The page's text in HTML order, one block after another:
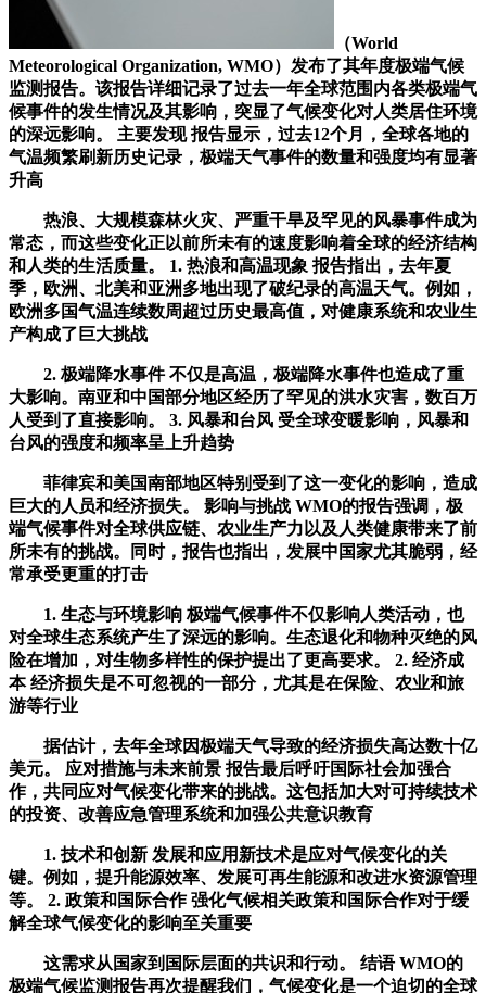
（World
Meteorological Organization, WMO）发布了其年度极端气候
监测报告。该报告详细记录了过去一年全球范围内各类极端气
候事件的发生情况及其影响，突显了气候变化对人类居住环境
的深远影响。 主要发现 报告显示，过去12个月，全球各地的
气温频繁刷新历史记录，极端天气事件的数量和强度均有显著
升高
热浪、大规模森林火灾、严重干旱及罕见的风暴事件成为
常态，而这些变化正以前所未有的速度影响着全球的经济结构
和人类的生活质量。 1. 热浪和高温现象 报告指出，去年夏
季，欧洲、北美和亚洲多地出现了破纪录的高温天气。例如，
欧洲多国气温连续数周超过历史最高值，对健康系统和农业生
产构成了巨大挑战
2. 极端降水事件 不仅是高温，极端降水事件也造成了重
大影响。南亚和中国部分地区经历了罕见的洪水灾害，数百万
人受到了直接影响。 3. 风暴和台风 受全球变暖影响，风暴和
台风的强度和频率呈上升趋势
菲律宾和美国南部地区特别受到了这一变化的影响，造成
巨大的人员和经济损失。 影响与挑战 WMO的报告强调，极
端气候事件对全球供应链、农业生产力以及人类健康带来了前
所未有的挑战。同时，报告也指出，发展中国家尤其脆弱，经
常承受更重的打击
1. 生态与环境影响 极端气候事件不仅影响人类活动，也
对全球生态系统产生了深远的影响。生态退化和物种灭绝的风
险在增加，对生物多样性的保护提出了更高要求。 2. 经济成
本 经济损失是不可忽视的一部分，尤其是在保险、农业和旅
游等行业
据估计，去年全球因极端天气导致的经济损失高达数十亿
美元。 应对措施与未来前景 报告最后呼吁国际社会加强合
作，共同应对气候变化带来的挑战。这包括加大对可持续技术
的投资、改善应急管理系统和加强公共意识教育
1. 技术和创新 发展和应用新技术是应对气候变化的关
键。例如，提升能源效率、发展可再生能源和改进水资源管理
等。 2. 政策和国际合作 强化气候相关政策和国际合作对于缓
解全球气候变化的影响至关重要
这需求从国家到国际层面的共识和行动。 结语 WMO的
极端气候监测报告再次提醒我们，气候变化是一个迫切的全球